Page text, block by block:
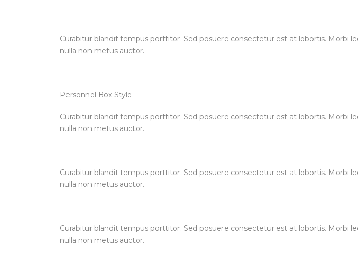
Curabitur blandit tempus porttitor. Sed posuere consectetur est at lobortis. Morbi
nulla non metus auctor.
Personnel Box Style
Curabitur blandit tempus porttitor. Sed posuere consectetur est at lobortis. Morbi
nulla non metus auctor.
Curabitur blandit tempus porttitor. Sed posuere consectetur est at lobortis. Morbi
nulla non metus auctor.
Curabitur blandit tempus porttitor. Sed posuere consectetur est at lobortis. Morbi
nulla non metus auctor.